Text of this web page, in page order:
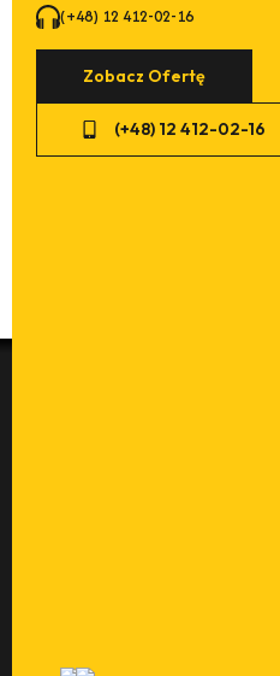
(+48) 12 412-02-16
Zobacz Ofertę
(+48) 12 412-02-16